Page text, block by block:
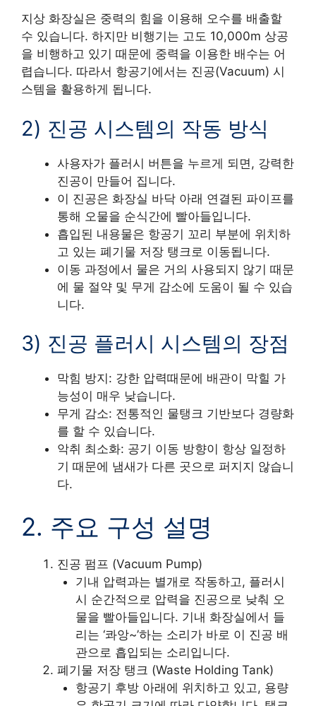
지상 화장실은 중력의 힘을 이용해 오수를 배출할
수 있습니다. 하지만 비행기는 고도 10,000m 상공
을 비행하고 있기 때문에 중력을 이용한 배수는 어
렵습니다. 따라서 항공기에서는 진공(Vacuum) 시
스템을 활용하게 됩니다.
2) 진공 시스템의 작동 방식
사용자가 플러시 버튼을 누르게 되면, 강력한
진공이 만들어 집니다.
이 진공은 화장실 바닥 아래 연결된 파이프를
통해 오물을 순식간에 빨아들입니다.
흡입된 내용물은 항공기 꼬리 부분에 위치하
고 있는 폐기물 저장 탱크로 이동됩니다.
이동 과정에서 물은 거의 사용되지 않기 때문
에 물 절약 및 무게 감소에 도움이 될 수 있습
니다.
3) 진공 플러시 시스템의 장점
막힘 방지: 강한 압력때문에 배관이 막힐 가
능성이 매우 낮습니다.
무게 감소: 전통적인 물탱크 기반보다 경량화
를 할 수 있습니다.
악취 최소화: 공기 이동 방향이 항상 일정하
기 때문에 냄새가 다른 곳으로 퍼지지 않습니
다.
2. 주요 구성 설명
진공 펌프 (Vacuum Pump)
기내 압력과는 별개로 작동하고, 플러시
시 순간적으로 압력을 진공으로 낮춰 오
물을 빨아들입니다. 기내 화장실에서 들
리는 ‘콰앙~’하는 소리가 바로 이 진공 배
관으로 흡입되는 소리입니다.
폐기물 저장 탱크 (Waste Holding Tank)
항공기 후방 아래에 위치하고 있고, 용량